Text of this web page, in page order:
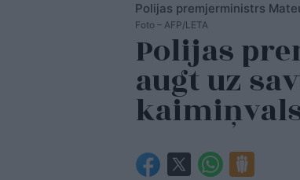
Polijas premjerministrs
Foto – AFP/LETA
Polijas
augt uz